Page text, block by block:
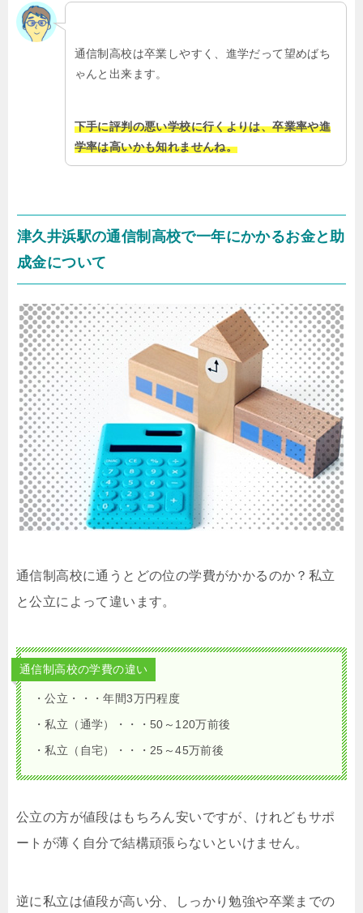
通信制高校は卒業しやすく、進学だって望めばち
ゃんと出来ます。
下手に評判の悪い学校に行くよりは、卒業率や進
学率は高いかも知れませんね。
津久井浜駅の通信制高校で一年にかかるお金と助
成金について
通信制高校に通うとどの位の学費がかかるのか？私立
と公立によって違います。
通信制高校の学費の違い
・公立・・・年間3万円程度
・私立（通学）・・・50～120万前後
・私立（自宅）・・・25～45万前後
公立の方が値段はもちろん安いですが、けれどもサポ
ートが薄く自分で結構頑張らないといけません。
逆に私立は値段が高い分、しっかり勉強や卒業までの